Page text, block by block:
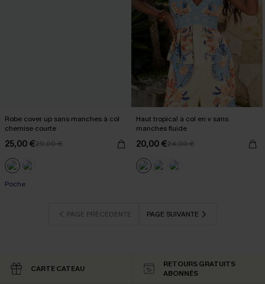
Robe cover up sans manches à col
chemise courte
25,00 €29,00 €
Poche
Haut tropical à col en v sans
manches fluide
20,00 €24,00 €
PAGE PRÉCÉDENTE PAGE SUIVANTE
CARTE CATEAU
RETOURS GRATUITS
ABONNÉS